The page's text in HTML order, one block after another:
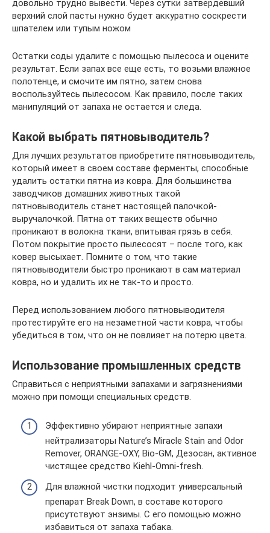
довольно трудно вывести. Через сутки затвердевший
верхний слой пасты нужно будет аккуратно соскрести
шпателем или тупым ножом
Остатки соды удалите с помощью пылесоса и оцените
результат. Если запах все еще есть, то возьми влажное
полотенце, и смочите им пятно, затем снова
воспользуйтесь пылесосом. Как правило, после таких
манипуляций от запаха не остается и следа.
Какой выбрать пятновыводитель?
Для лучших результатов приобретите пятновыводитель,
который имеет в своем составе ферменты, способные
удалить остатки пятна из ковра. Для большинства
заводчиков домашних животных такой
пятновыводитель станет настоящей палочкой-
выручалочкой. Пятна от таких веществ обычно
проникают в волокна ткани, впитывая грязь в себя.
Потом покрытие просто пылесосят – после того, как
ковер высыхает. Помните о том, что такие
пятновыводители быстро проникают в сам материал
ковра, но и удалить их не так-то и просто.
Перед использованием любого пятновыводителя
протестируйте его на незаметной части ковра, чтобы
убедиться в том, что он не повлияет на потерю цвета.
Использование промышленных средств
Справиться с неприятными запахами и загрязнениями
можно при помощи специальных средств.
Эффективно убирают неприятные запахи
нейтрализаторы Nature’s Miracle Stain and Odor
Remover, ORANGE-OXY, Bio-GM, Дезосан, активное
чистящее средство Kiehl-Omni-fresh.
Для влажной чистки подходит универсальный
препарат Break Down, в составе которого
присутствуют энзимы. С его помощью можно
избавиться от запаха табака.